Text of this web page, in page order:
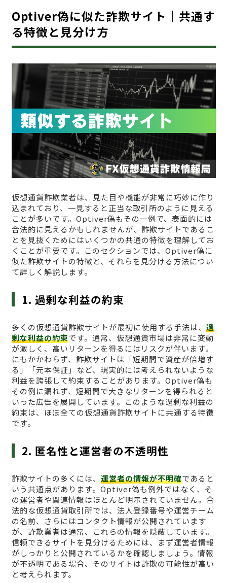
Optiver偽に似た詐欺サイト｜共通す
る特徴と見分け方
仮想通貨詐欺業者は、見た目や機能が非常に巧妙に作り
込まれており、一見すると正当な取引所のように見える
ことが多いです。Optiver偽もその一例で、表面的には
合法的に見えるかもしれませんが、詐欺サイトであるこ
とを見抜くためにはいくつかの共通の特徴を理解してお
くことが重要です。このセクションでは、Optiver偽に
似た詐欺サイトの特徴と、それらを見分ける方法につい
て詳しく解説します。
1. 過剰な利益の約束
多くの仮想通貨詐欺サイトが最初に使用する手法は、 過
剰な利益の約束です。通常、仮想通貨市場は非常に変動
が激しく、高いリターンを得るにはリスクが伴います。
にもかかわらず、詐欺サイトは「短期間で資産が倍増す
る」「元本保証」など、現実的には考えられないような
利益を誇張して約束することがあります。Optiver偽も
その例に漏れず、短期間で大きなリターンを得られると
いった広告を展開しています。このような過剰な利益の
約束は、ほぼ全ての仮想通貨詐欺サイトに共通する特徴
です。
2. 匿名性と運営者の不透明性
詐欺サイトの多くには、 運営者の情報が不明確であると
いう共通点があります。Optiver偽も例外ではなく、そ
の運営者や関連情報はほとんど明示されていません。合
法的な仮想通貨取引所では、法人登録番号や運営チーム
の名前、さらにはコンタクト情報が公開されています
が、詐欺業者は通常、これらの情報を隠蔽しています。
信頼できるサイトを見分けるためには、まず運営者情報
がしっかりと公開されているかを確認しましょう。情報
が不透明である場合、そのサイトは詐欺の可能性が高い
と考えられます。